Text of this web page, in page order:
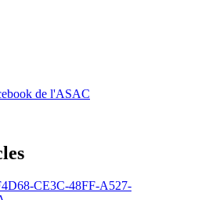
de l'ASAC
CE3C-48FF-A527-